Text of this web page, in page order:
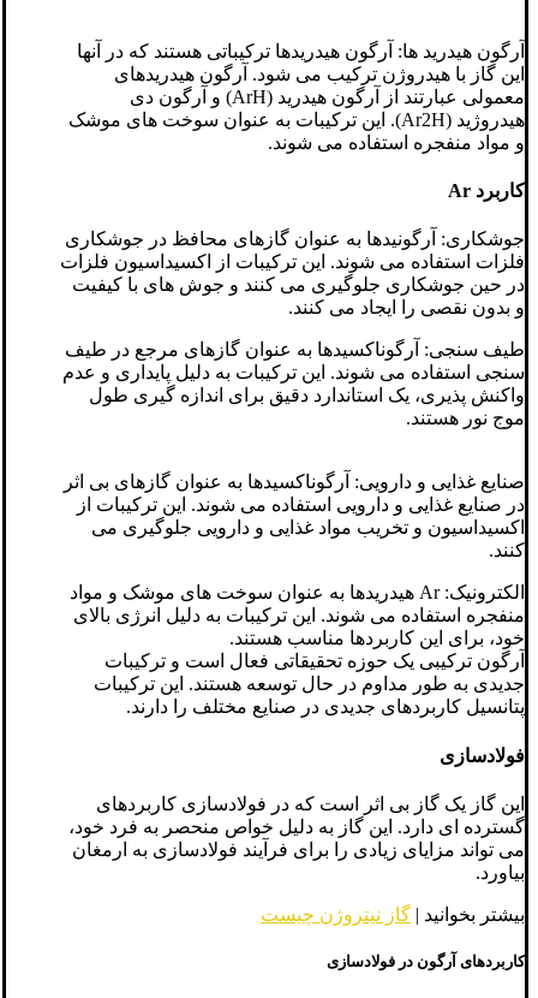
آرگون هیدرید ها: آرگون هیدریدها ترکیباتی هستند که در آنها
این گاز با هیدروژن ترکیب می شود. آرگون هیدریدهای
معمولی عبارتند از آرگون هیدرید (ArH) و آرگون دی
هیدروژید (Ar2H). این ترکیبات به عنوان سوخت های موشک
و مواد منفجره استفاده می شوند.
کاربرد Ar
جوشکاری: آرگونیدها به عنوان گازهای محافظ در جوشکاری
فلزات استفاده می شوند. این ترکیبات از اکسیداسیون فلزات
در حین جوشکاری جلوگیری می کنند و جوش های با کیفیت
و بدون نقصی را ایجاد می کنند.
طیف سنجی: آرگوناکسیدها به عنوان گازهای مرجع در طیف
سنجی استفاده می شوند. این ترکیبات به دلیل پایداری و عدم
واکنش پذیری، یک استاندارد دقیق برای اندازه گیری طول
موج نور هستند.
صنایع غذایی و دارویی: آرگوناکسیدها به عنوان گازهای بی اثر
در صنایع غذایی و دارویی استفاده می شوند. این ترکیبات از
اکسیداسیون و تخریب مواد غذایی و دارویی جلوگیری می
کنند.
الکترونیک: Ar هیدریدها به عنوان سوخت های موشک و مواد
منفجره استفاده می شوند. این ترکیبات به دلیل انرژی بالای
خود، برای این کاربردها مناسب هستند.
آرگون ترکیبی یک حوزه تحقیقاتی فعال است و ترکیبات
جدیدی به طور مداوم در حال توسعه هستند. این ترکیبات
پتانسیل کاربردهای جدیدی در صنایع مختلف را دارند.
فولادسازی
این گاز یک گاز بی اثر است که در فولادسازی کاربردهای
گسترده ای دارد. این گاز به دلیل خواص منحصر به فرد خود،
می تواند مزایای زیادی را برای فرآیند فولادسازی به ارمغان
بیاورد.
بیشتر بخوانید | گاز نیتروژن چیست
کاربردهای آرگون در فولادسازی